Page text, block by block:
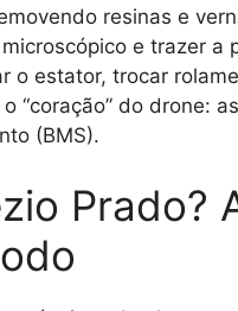
resinas e
e trazer a
o estator, trocar
“coração” do drone:
(BMS).
Prado?